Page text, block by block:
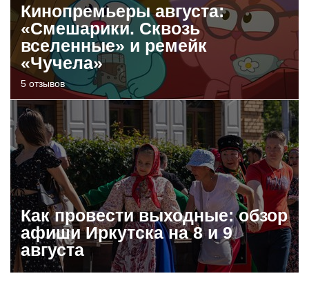
Кинопремьеры августа:
«Смешарики. Сквозь
вселенные» и ремейк
«Чучела»
5 отзывов
Как провести выходные: обзор
афиши Иркутска на 8 и 9
августа